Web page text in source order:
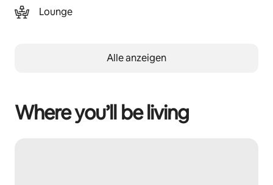
Lounge
Alle anzeigen
Where you’ll be living